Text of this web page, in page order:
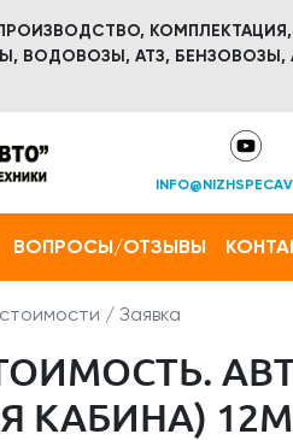
ВОДОВОЗЫ, АТЗ,
ВОПРОСЫ/ОТЗЫВЫ
/ Заявка
КАБИНА)